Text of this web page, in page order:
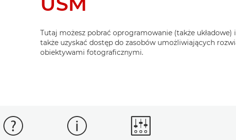
Tutaj możesz pobrać oprogramowanie (także układowe)
także uzyskać dostęp do zasobów umożliwiających
obiektywami fotograficznymi.